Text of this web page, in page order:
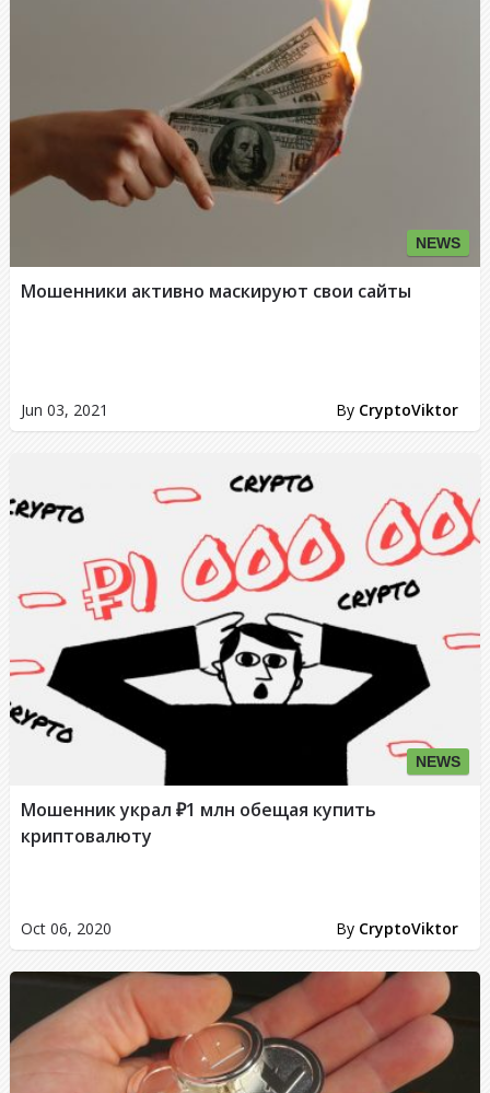
NEWS
Jun 03, 2021 By CryptoViktor
Мошенники активно маскируют свои сайты
NEWS
Oct 06, 2020 By CryptoViktor
Мошенник украл ₽1 млн обещая купить
криптовалюту